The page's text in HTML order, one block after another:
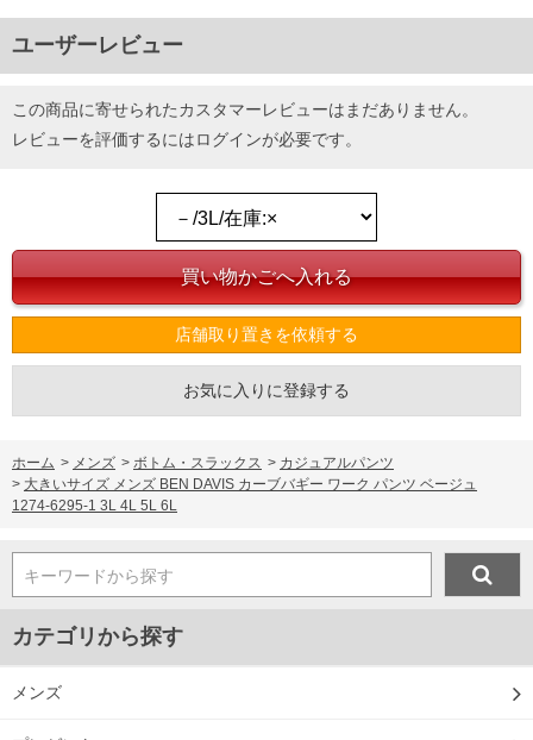
ユーザーレビュー
この商品に寄せられたカスタマーレビューはまだありません。
レビューを評価するにはログインが必要です。
店舗取り置きを依頼する
お気に入りに登録する
ホーム > メンズ > ボトム・スラックス > カジュアルパンツ
> 大きいサイズ メンズ BEN DAVIS カーブバギー ワーク パンツ ベージュ
1274-6295-1 3L 4L 5L 6L
キーワードから探す
カテゴリから探す
メンズ